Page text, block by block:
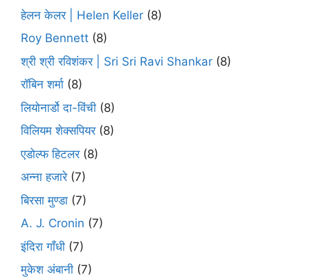
हेलन केलर | Helen Keller (8)
Roy Bennett (8)
श्री श्री रविशंकर | Sri Sri Ravi Shankar (8)
रॉबिन शर्मा (8)
लियोनार्डो दा-विंची (8)
विलियम शेक्सपियर(8)
एडोल्फ हिटलर(8)
अन्ना हजारे(7)
बिरसा मुण्डा (7)
A. J. Cronin (7)
इंदिरा गाँधी (7)
मुकेश अंबानी (7)